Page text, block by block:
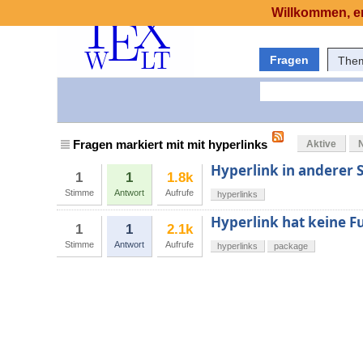
Fragen
Fragen markiert mit mit hyperlinks Aktive
1
Stimme
1
Antwort
1.8k
Aufrufe
Hyperlink in anderer
hyperlinks
1
Stimme
1
Antwort
2.1k
Aufrufe
Hyperlink hat keine
hyperlinks package
Willkommen,